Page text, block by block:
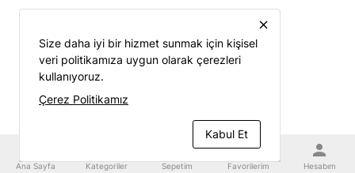
Ana Sayfa Kategoriler Sepetim
favorite
Favorilerim
person
Hesabım
close
Size daha iyi bir hizmet sunmak için kişisel
veri politikamıza uygun olarak çerezleri
kullanıyoruz.
Çerez Politikamız
Kabul Et